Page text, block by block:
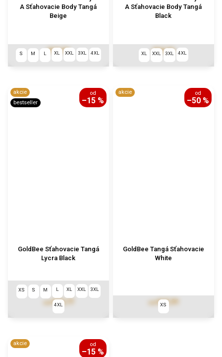
A Sťahovacie Body Tangá
Beige
€64,36
S M L XL XXL 3XL 4XL
A Sťahovacie Body Tangá
Black
€64,36
XL XXL 3XL 4XL
akcie
bestseller
od
–15 %
GoldBee Sťahovacie Tangá
Lycra Black
€39,77
XS S M L XL XXL 3XL
4XL
akcie od
–50 %
GoldBee Tangá Sťahovacie
White
€17,91
XS
akcie od
–15 %